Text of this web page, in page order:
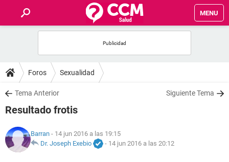
MENU
FOROS
SALUD
NUTRICIÓN
Foros Sexualidad
Tema Anterior Siguiente Tema
Resultado frotis
Barran - 14 jun 2016 a las 19:15
Dr. Joseph Exebio
- 14 jun 2016 a las 20:12